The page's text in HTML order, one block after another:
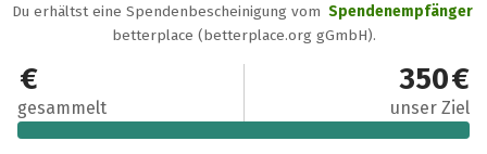
Du erhältst eine Spendenbescheinigung vom Spendenempfänger
betterplace (betterplace.org gGmbH).
350 €
gesammelt
350 €
unser Ziel